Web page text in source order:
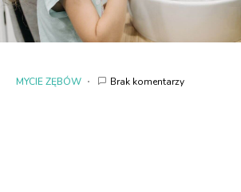
MYCIE ZĘBÓW Brak komentarzy